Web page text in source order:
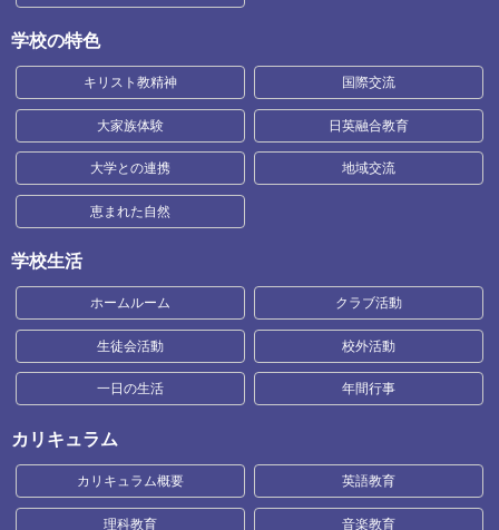
学校の特色
キリスト教精神 国際交流
大家族体験 日英融合教育
大学との連携 地域交流
恵まれた自然
学校生活
ホームルーム クラブ活動
生徒会活動 校外活動
一日の生活 年間行事
カリキュラム
カリキュラム概要 英語教育
理科教育 音楽教育